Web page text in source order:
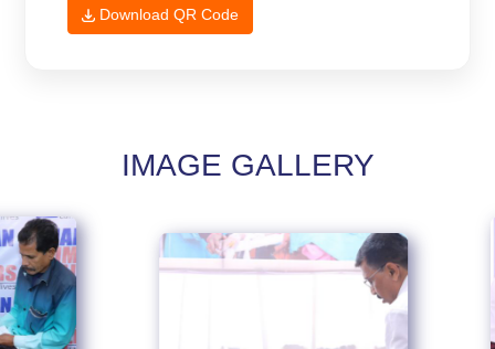
Download QR Code
IMAGE GALLERY